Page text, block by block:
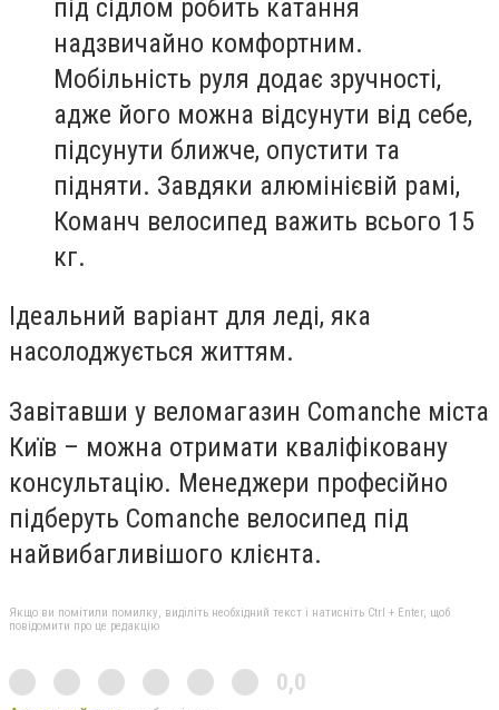
під сідлом робить катання
надзвичайно комфортним.
Мобільність руля додає зручності,
адже його можна відсунути від себе,
підсунути ближче, опустити та
підняти. Завдяки алюмінієвій рамі,
Команч велосипед важить всього 15
кг.
Ідеальний варіант для леді, яка
насолоджується життям.
Завітавши у веломагазин Comanche міста
Київ – можна отримати кваліфіковану
консультацію. Менеджери професійно
підберуть Comanche велосипед під
найвибагливішого клієнта.
Якщо ви помітили помилку, виділіть необхідний текст і натисніть Ctrl + Enter, щоб
повідомити про це редакцію
0,0